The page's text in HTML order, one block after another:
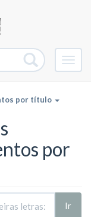
por título
por
Ir